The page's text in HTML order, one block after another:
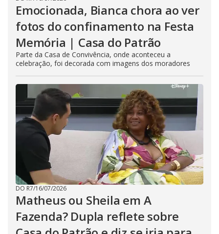
Emocionada, Bianca chora ao ver
fotos do confinamento na Festa
Memória | Casa do Patrão
Parte da Casa de Convivência, onde aconteceu a
celebração, foi decorada com imagens dos moradores
DO R7/16/07/2026
Matheus ou Sheila em A
Fazenda? Dupla reflete sobre